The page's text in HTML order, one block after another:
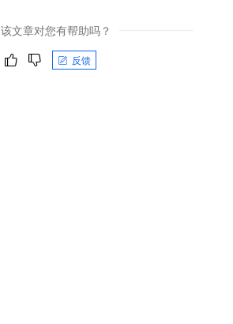
该文章对您有帮助吗？
反馈